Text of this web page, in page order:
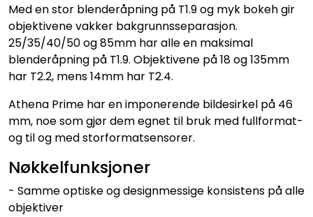
Med en stor blenderåpning på T1.9 og myk bokeh gir
objektivene vakker bakgrunnsseparasjon.
25/35/40/50 og 85mm har alle en maksimal
blenderåpning på T1.9. Objektivene på 18 og 135mm
har T2.2, mens 14mm har T2.4.
Athena Prime har en imponerende bildesirkel på 46
mm, noe som gjør dem egnet til bruk med fullformat-
og til og med storformatsensorer.
Nøkkelfunksjoner
- Samme optiske og designmessige konsistens på alle
objektiver